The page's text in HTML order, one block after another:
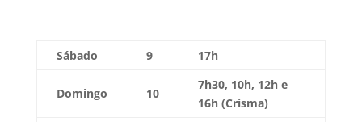
Sábado 9 17h
Domingo 10
7h30, 10h, 12h e
16h (Crisma)